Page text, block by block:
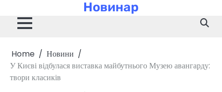
content
Новинар
Home
Новини
У Києві відбулася виставка майбутнього Музею авангарду:
твори класиків